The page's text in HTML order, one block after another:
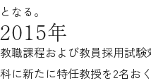
となる。
2015年
教職課程および教員採用試
科に新たに特任教授を2名おく